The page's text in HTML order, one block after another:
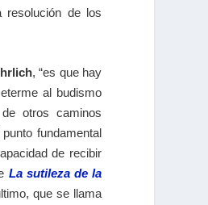
de los
, “es que hay
al budismo
otros caminos
fundamental
de recibir
La sutileza de la
que se llama